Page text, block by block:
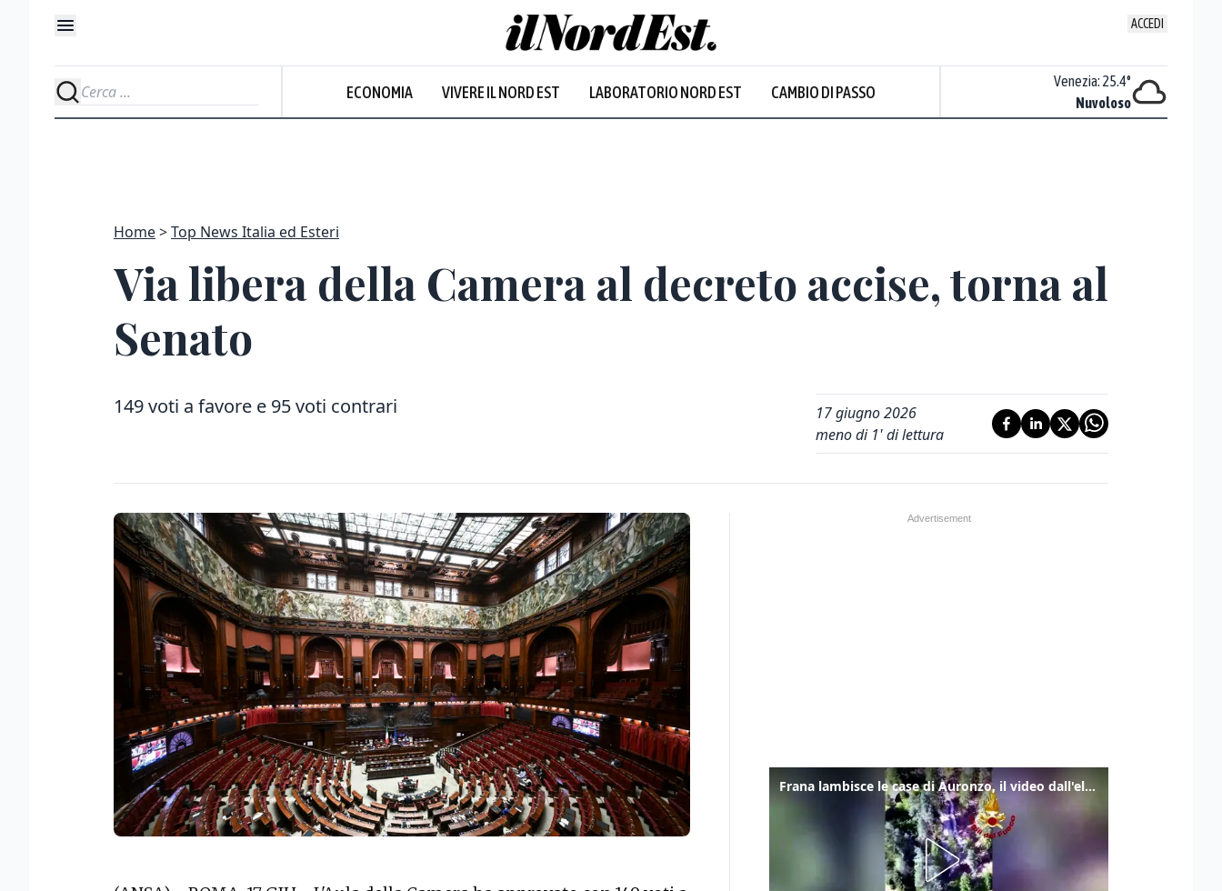
ACCEDI
ECONOMIA VIVERE IL NORD EST LABORATORIO NORD EST CAMBIO DI PASSO
Nuvoloso
Venezia: 25.4°
Nuvoloso
Home Top News Italia ed Esteri
Via libera della Camera al decreto accise, torna al
Senato
149 voti a favore e 95 voti contrari
17 giugno 2026
meno di 1' di lettura
Frana lambisce le case di Auronzo, il video dall'elicottero dei vigili del fuoco